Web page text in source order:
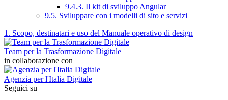
9.4.3. Il kit di sviluppo Angular
9.5. Sviluppare con i modelli di sito e servizi
1. Scopo, destinatari e uso del Manuale operativo di design
Team per la Trasformazione Digitale
in collaborazione con
Agenzia per l'Italia Digitale
Seguici su